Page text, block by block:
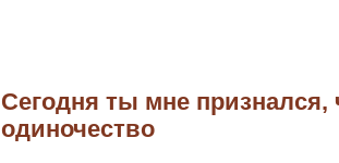
Сегодня ты мне признался,
одиночество